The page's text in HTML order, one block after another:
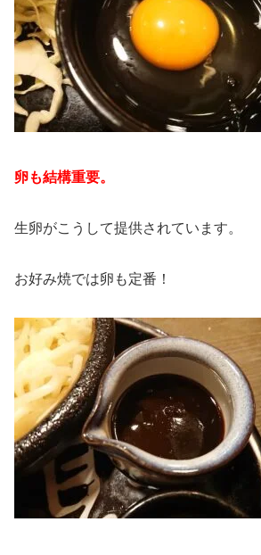
卵も結構重要。
生卵がこうして提供されています。
お好み焼では卵も定番！